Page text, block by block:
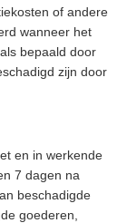
of andere
wanneer het
bepaald door
zijn door
en in werkende
7 dagen na
beschadigde
goederen,